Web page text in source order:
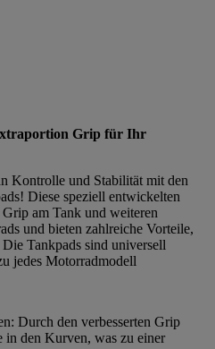
Grip für Ihr
Kontrolle und Stabilität mit den
Diese speziell entwickelten
am Tank und weiteren
und bieten zahlreiche Vorteile,
Tankpads sind universell
jedes Motorradmodell
Durch den verbesserten Grip
in den Kurven, was zu einer